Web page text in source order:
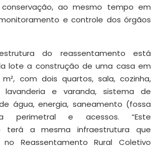
ao mesmo tempo em
e controle dos órgãos
do reassentamento está
lote a construção de uma casa em
com dois quartos, sala, cozinha,
lavanderia e varanda, sistema de
água, energia, saneamento (fossa
perimetral e acessos. “Este
terá a mesma infraestrutura que
no Reassentamento Rural Coletivo